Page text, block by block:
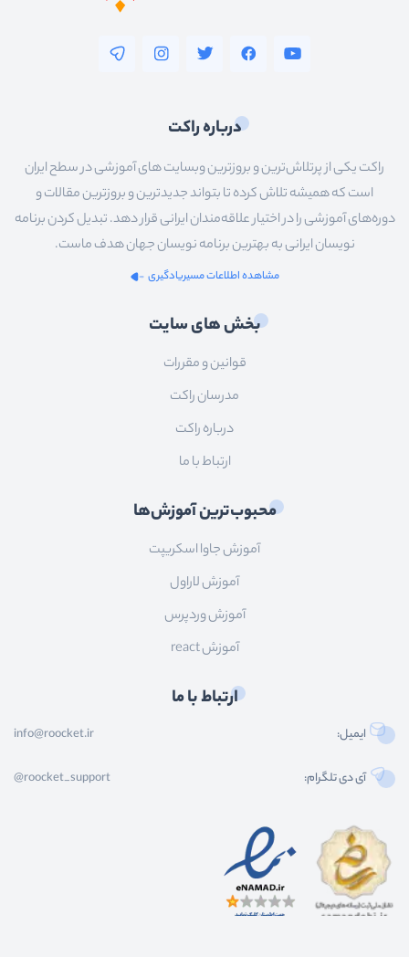
درباره راکت
راکت یکی از پرتلاش‌ترین و بروزترین وبسایت های آموزشی در سطح ایران
است که همیشه تلاش کرده تا بتواند جدیدترین و بروزترین مقالات و
دوره‌های آموزشی را در اختیار علاقه‌مندان ایرانی قرار دهد. تبدیل کردن برنامه
نویسان ایرانی به بهترین برنامه نویسان جهان هدف ماست.
مشاهده اطلاعات مسیریادگیری
بخش های سایت
قوانین و مقررات
مدرسان راکت
درباره راکت
ارتباط با ما
محبوب‌ترین آموزش‌ها
آموزش جاوا اسکریپت
آموزش لاراول
آموزش وردپرس
آموزش react
ارتباط با ما
ایمیل: info@roocket.ir
آی دی تلگرام: @roocket_support